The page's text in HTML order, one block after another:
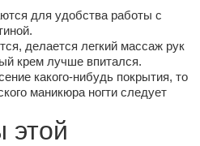
для удобства работы с
делается легкий массаж рук
крем лучше впитался.
какого-нибудь покрытия, то
маникюра ногти следует
этой